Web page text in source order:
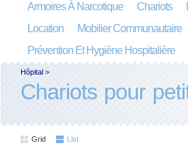
Armoires À Narcotique Chariots
Location
Mobilier Communautaire
Prévention Et Hygiène Hospitalière
Hôpital >
Chariots pour
Grid List